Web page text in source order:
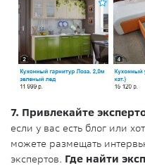
7. Привлекайте
если у вас есть блог или
можете размещать
экспертов. Где найти